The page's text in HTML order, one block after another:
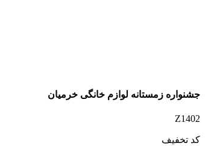
جشنواره زمستانه لوازم خانگی خرمیان
Z1402
کد تخفیف